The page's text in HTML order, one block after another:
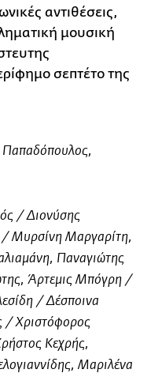
αντιθέσεις,
μουσική
σεπτέτο της
/ Διονύσης
Μυρσίνη Μαργαρίτη,
Παναγιώτης
Άρτεμις Μπόγρη /
/ Δέσποινα
/ Χριστόφορος
Κεχρής,
Μαριλένα